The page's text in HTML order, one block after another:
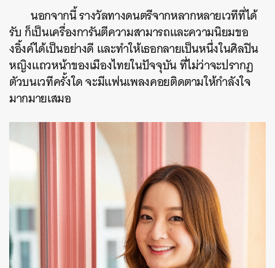
นอกจากนี้ รางวัลทางดนตรีจากหลากหลายเวทีที่ได้
รับ ก็เป็นเครื่องการันตีความสามารถและความนิยมขอ
งอิ้งค์ได้เป็นอย่างดี และทำให้เธอกลายเป็นหนึ่งในศิลปิน
หญิงแถวหน้าของเมืองไทยในปัจจุบัน ที่ไม่ว่าจะปรากฏ
ตัวบนเวทีครั้งใด จะมีแฟนเพลงคอยติดตามให้กำลังใจ
มากมายเสมอ